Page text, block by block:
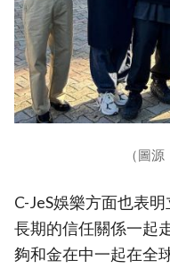
（圖
C-JeS娛樂方面也表
長期的信任關係一起
夠和金在中一起在全